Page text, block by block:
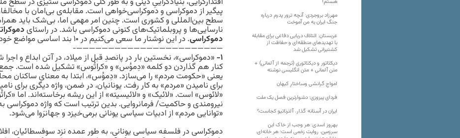
پیگیر از دموکراسی و دموکراسی‌خواهی است. مقابله‌ی بی‌امان با
سطح بین‌المللی و کشوری است. چنین امر مهمی اما، بی‌شک باید
نارسایی‌ها و پروبلماتیک‌های کنونی دموکراسی باشد. در راستای
دموکراسی. در این نوشتار ما سعی می‌کنیم در ۱۰ بند اساسی مواضع خود را در این باره طرح کنیم.
———————————————————————-
۱- «دموکراسی»، نخستین بار در پانصدِ قبل از میلاد، در آتن ابداع و
کنار هم گذاردن دو کلمه «دِموُس» و «کراتُوس» تشکیل شده است.
یعنی «حکومت مردم» را می‌‌سازد. «دِموُس»، ابتدا به معنای ساکنان
برای نامیدن «مردم» به کار رفت. یونانیان، در ضمن، واژه‌ دیگری برای
«لائوس» است. «لائیک» و «لائیسیته» از این ریشه برخاسته‌اند. اما
نیرومندی و حاکمیت/ فرمانروایی. بدین ترتیب است که واژه
«توانایی مردم» از ادبیات سیاسی یونانی برمی‌خیزد و جهانرَوا می‌شود.
دموکراسی در فلسفه سیاسی یونانی، به طور عمده نزد سوفسطائیان،
مهرزاد بروجردی: آنچه ترور پدرم درباره
جنگ ایران به من آموخت
عربستان: ائتلاف دریایی دفاعی برای مقابله
با تهدیدهای منطقه‌ای و حفاظت از
کشتیرانی تشکیل شد
دیکتاتور و دیکتاتوری (ترجمه از آلمانی) +
متن آلمانی + متن انگلیسی نوشته
‌امواجِ گرانشی وساختارِ کیهان
فردای پیروزی؛ دشوارترین فصل یک ملت
ایران در آستانه گذار، آلترناتیو کجاست؟
بهروز اسدی: هر وجب از خاک‌ این
سرزمین، روایت زخمی است؛ هر خانه‌ای،